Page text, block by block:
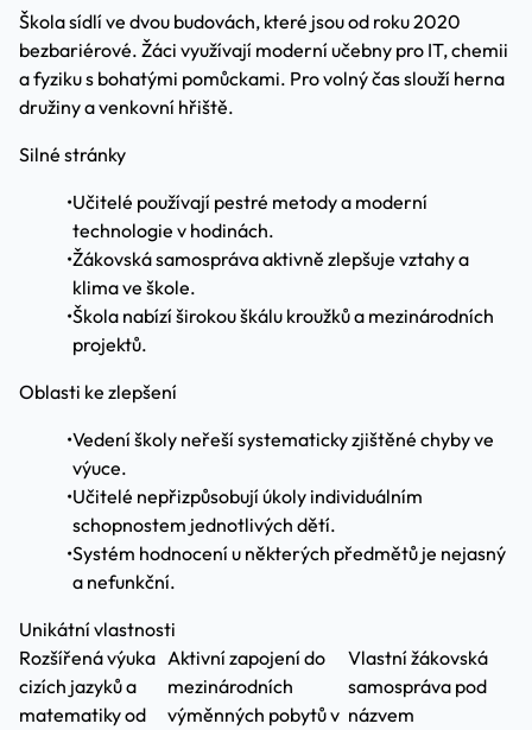
Škola sídlí ve dvou budovách, které jsou od roku 2020
bezbariérové. Žáci využívají moderní učebny pro IT, chemii
a fyziku s bohatými pomůckami. Pro volný čas slouží herna
družiny a venkovní hřiště.
Silné stránky
•Učitelé používají pestré metody a moderní
technologie v hodinách.
•Žákovská samospráva aktivně zlepšuje vztahy a
klima ve škole.
•Škola nabízí širokou škálu kroužků a mezinárodních
projektů.
Oblasti ke zlepšení
•Vedení školy neřeší systematicky zjištěné chyby ve
výuce.
•Učitelé nepřizpůsobují úkoly individuálním
schopnostem jednotlivých dětí.
•Systém hodnocení u některých předmětů je nejasný
a nefunkční.
Unikátní vlastnosti
Rozšířená výuka
cizích jazyků a
matematiky od
Aktivní zapojení do
mezinárodních
výměnných pobytů v
Vlastní žákovská
samospráva pod
názvem